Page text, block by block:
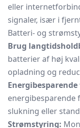
eller
signaler, især i
Batteri- og
Brug
batterier af høj
opladning og
energibesparende
slukning eller
Strømstyring: